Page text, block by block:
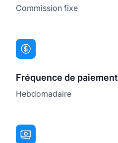
Commission fixe
Fréquence de paiement
Hebdomadaire